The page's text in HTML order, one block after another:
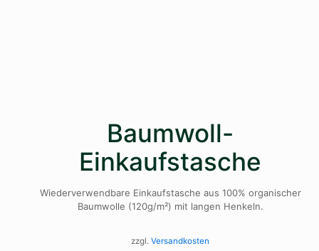
Baumwoll-
Einkaufstasche
Wiederverwendbare Einkaufstasche aus 100% organischer
Baumwolle (120g/m²) mit langen Henkeln.
zzgl. Versandkosten